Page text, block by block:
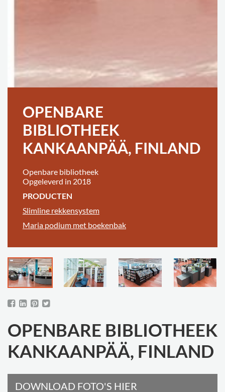
OPENBARE
BIBLIOTHEEK
KANKAANPÄÄ, FINLAND
Openbare bibliotheek
Opgeleverd in 2018
PRODUCTEN
Slimline rekkensystem
Maria podium met boekenbak
OPENBARE BIBLIOTHEEK
KANKAANPÄÄ, FINLAND
DOWNLOAD FOTO'S HIER